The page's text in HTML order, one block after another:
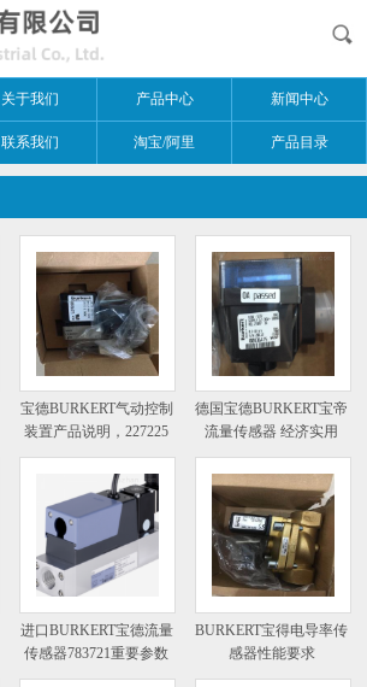
关于我们 产品中心 新闻中心
联系我们 淘宝/阿里 产品目录
宝德BURKERT气动控制
装置产品说明，227225
自动化软件
德国宝德BURKERT宝帝
流量传感器 经济实用
进口BURKERT宝德流量
传感器783721重要参数
BURKERT宝得电导率传
感器性能要求